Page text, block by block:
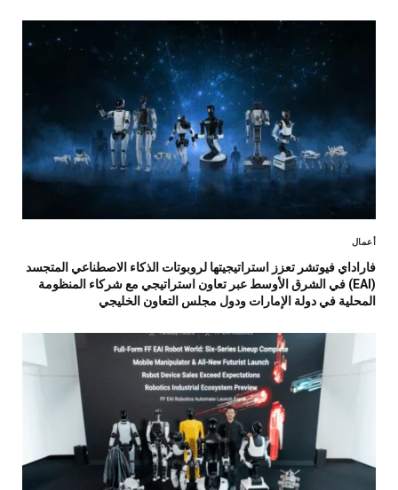
أعمال
فاراداي فيوتشر تعزز استراتيجيتها لروبوتات الذكاء الاصطناعي المتجسد
(EAI) في الشرق الأوسط عبر تعاون استراتيجي مع شركاء المنظومة
المحلية في دولة الإمارات ودول مجلس التعاون الخليجي